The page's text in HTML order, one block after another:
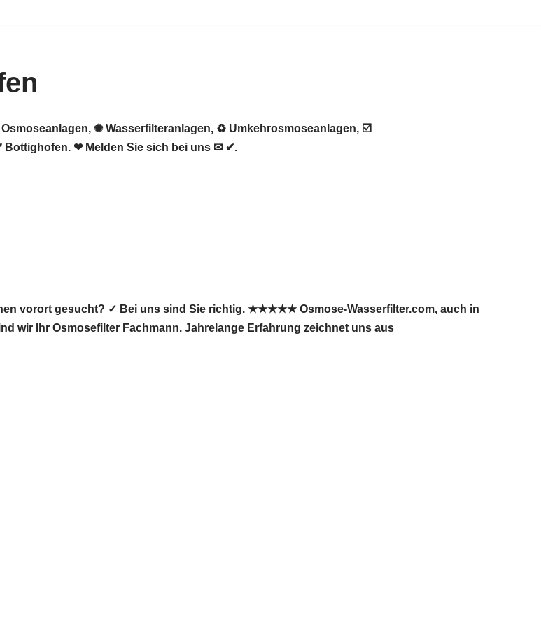
✺ Wasserfilteranlagen, ♻ Umkehrosmoseanlagen, ☑️
Bottighofen. ❤ Melden Sie sich bei uns ✉ ✔.
vorort gesucht? ✓ Bei uns sind Sie richtig. ★★★★★ Osmose-Wasserfilter.com, auch in
wir Ihr Osmosefilter Fachmann. Jahrelange Erfahrung zeichnet uns aus